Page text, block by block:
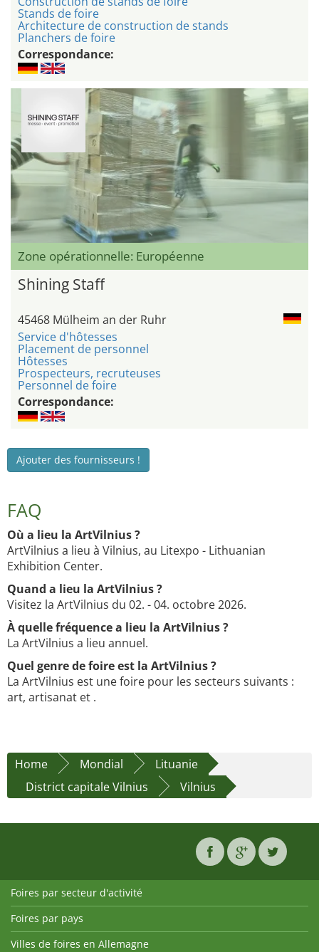
Stands de foire
Architecture de construction de stands
Planchers de foire
Correspondance:
Zone opérationnelle: Européenne
Shining Staff
45468 Mülheim an der Ruhr
Service d'hôtesses
Placement de personnel
Hôtesses
Prospecteurs, recruteuses
Personnel de foire
Correspondance:
Ajouter des fournisseurs !
FAQ
Où a lieu la ArtVilnius ?
ArtVilnius a lieu à Vilnius, au Litexpo - Lithuanian
Exhibition Center.
Quand a lieu la ArtVilnius ?
Visitez la ArtVilnius du 02. - 04. octobre 2026.
À quelle fréquence a lieu la ArtVilnius ?
La ArtVilnius a lieu annuel.
Quel genre de foire est la ArtVilnius ?
La ArtVilnius est une foire pour les secteurs suivants :
art, artisanat et .
Home Mondial
Lituanie
District capitale Vilnius
Vilnius
Foires par secteur d'activité
Foires par pays
Villes de foires en Allemagne